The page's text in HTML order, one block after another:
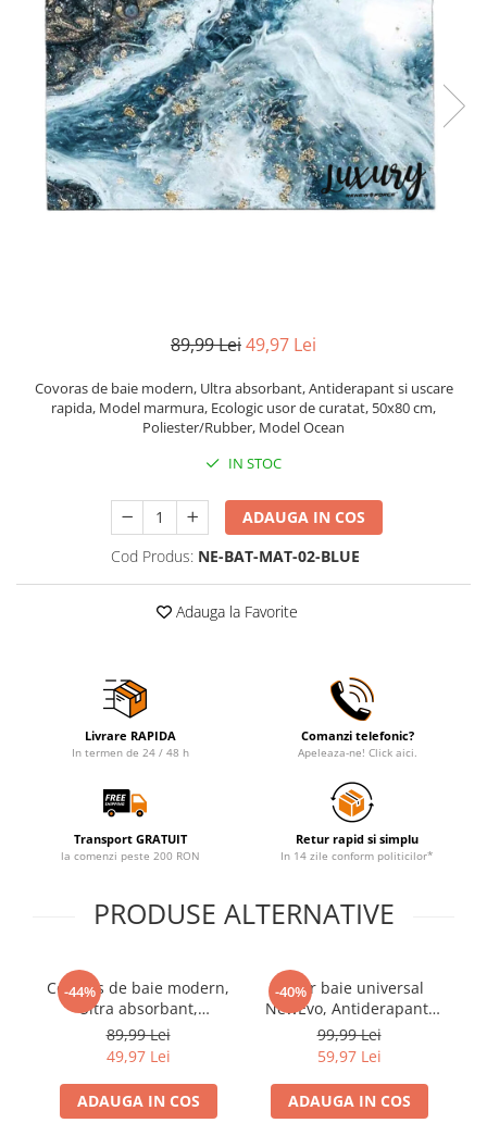
Pistoale de lipit
Termometre bucatarie
Tigai si Seturi
Unelte si aparate de masura
Uscatoare Rufe
Veioze si Lampi
Perii de par electrice
Uscatoare de par
89,99 Lei49,97 Lei
Covoras de baie modern, Ultra absorbant, Antiderapant si uscare
rapida, Model marmura, Ecologic usor de curatat, 50x80 cm,
Poliester/Rubber, Model Ocean
IN STOC
ADAUGA IN COS
Cod Produs: NE-BAT-MAT-02-BLUE
Adauga la Favorite
Livrare RAPIDA
In termen de 24 / 48 h
Comanzi telefonic?
Apeleaza-ne! Click aici.
Transport GRATUIT
la comenzi peste 200 RON
Retur rapid si simplu
In 14 zile conform politicilor*
PRODUSE ALTERNATIVE
-44%
Covoras de baie modern,
Ultra absorbant,
Antiderapant si uscare
rapida, Model marmura,
Ecologic usor de curatat,
50x80 cm,
Poliester/Rubber, Navy
89,99 Lei
49,97 Lei
ADAUGA IN COS
-40%
Covor baie universal
NewEvo, Antiderapant,
Material Absorbant ,
Uscare Rapida, 60 x 40
cm, Model Panda
99,99 Lei
59,97 Lei
ADAUGA IN COS